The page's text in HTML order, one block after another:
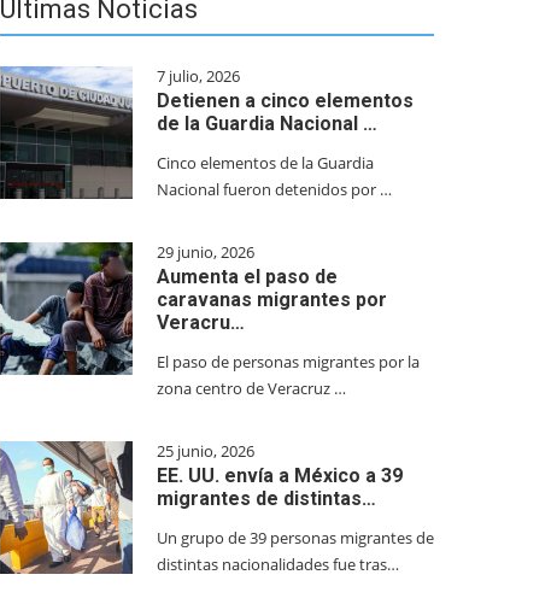
Últimas Noticias
7 julio, 2026
Detienen a cinco elementos
de la Guardia Nacional …
Cinco elementos de la Guardia
Nacional fueron detenidos por …
29 junio, 2026
Aumenta el paso de
caravanas migrantes por
Veracru…
El paso de personas migrantes por la
zona centro de Veracruz …
25 junio, 2026
EE. UU. envía a México a 39
migrantes de distintas…
Un grupo de 39 personas migrantes de
distintas nacionalidades fue tras…